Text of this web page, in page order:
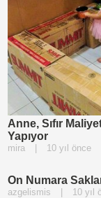
Anne, Sıfır
Yapıyor
mira 10 yıl önce
On Numara
azgelismis 10 yıl